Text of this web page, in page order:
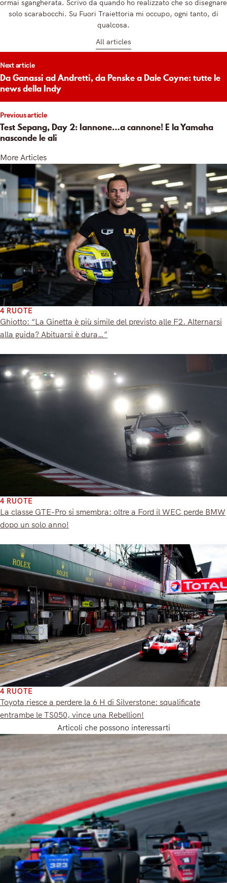
ormai sgangherata. Scrivo da quando ho realizzato che so disegnare
solo scarabocchi. Su Fuori Traiettoria mi occupo, ogni tanto, di
qualcosa.
All articles
Previous article
Test Sepang, Day 2: Iannone…a cannone! E la Yamaha
nasconde le ali
Next article
Da Ganassi ad Andretti, da Penske a Dale Coyne: tutte le
news della Indy
More Articles
4 RUOTE
Ghiotto: “La Ginetta è più simile del previsto alle F2. Alternarsi
alla guida? Abituarsi è dura…”
4 RUOTE
La classe GTE-Pro si smembra: oltre a Ford il WEC perde BMW
dopo un solo anno!
4 RUOTE
Toyota riesce a perdere la 6 H di Silverstone: squalificate
entrambe le TS050, vince una Rebellion!
Articoli che possono interessarti